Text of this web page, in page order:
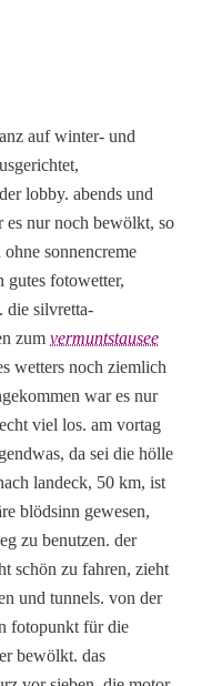
auf winter- und
lobby. abends und
es nur noch bewölkt, so
sonnencreme
gutes fotowetter,
die silvretta-
zumvermuntstausee
wetters noch ziemlich
war es nur
viel los. am vortag
da sei die hölle
landeck, 50 km, ist
blödsinn gewesen,
zu benutzen. der
schön zu fahren, zieht
und tunnels. von der
fotopunkt für die
bewölkt. das